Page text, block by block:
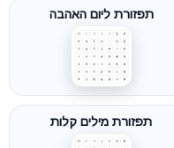
תפזורת ליום האהבה
תפזורת מילים קלות